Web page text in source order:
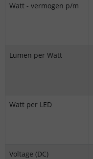
Watt - vermogen p/m
Lumen per Watt
Watt per LED
Voltage (DC)